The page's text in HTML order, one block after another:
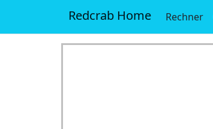
Redcrab Home Rechner